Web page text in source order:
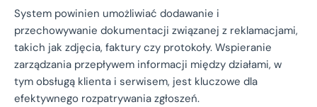
System powinien umożliwiać dodawanie i
przechowywanie dokumentacji związanej z reklamacjami,
takich jak zdjęcia, faktury czy protokoły. Wspieranie
zarządzania przepływem informacji między działami, w
tym obsługą klienta i serwisem, jest kluczowe dla
efektywnego rozpatrywania zgłoszeń.